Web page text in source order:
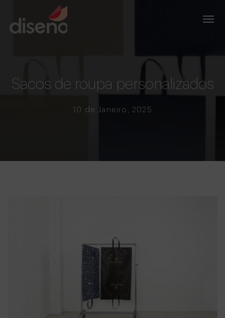
Sacos de roupa personalizados
10 de Janeiro, 2025